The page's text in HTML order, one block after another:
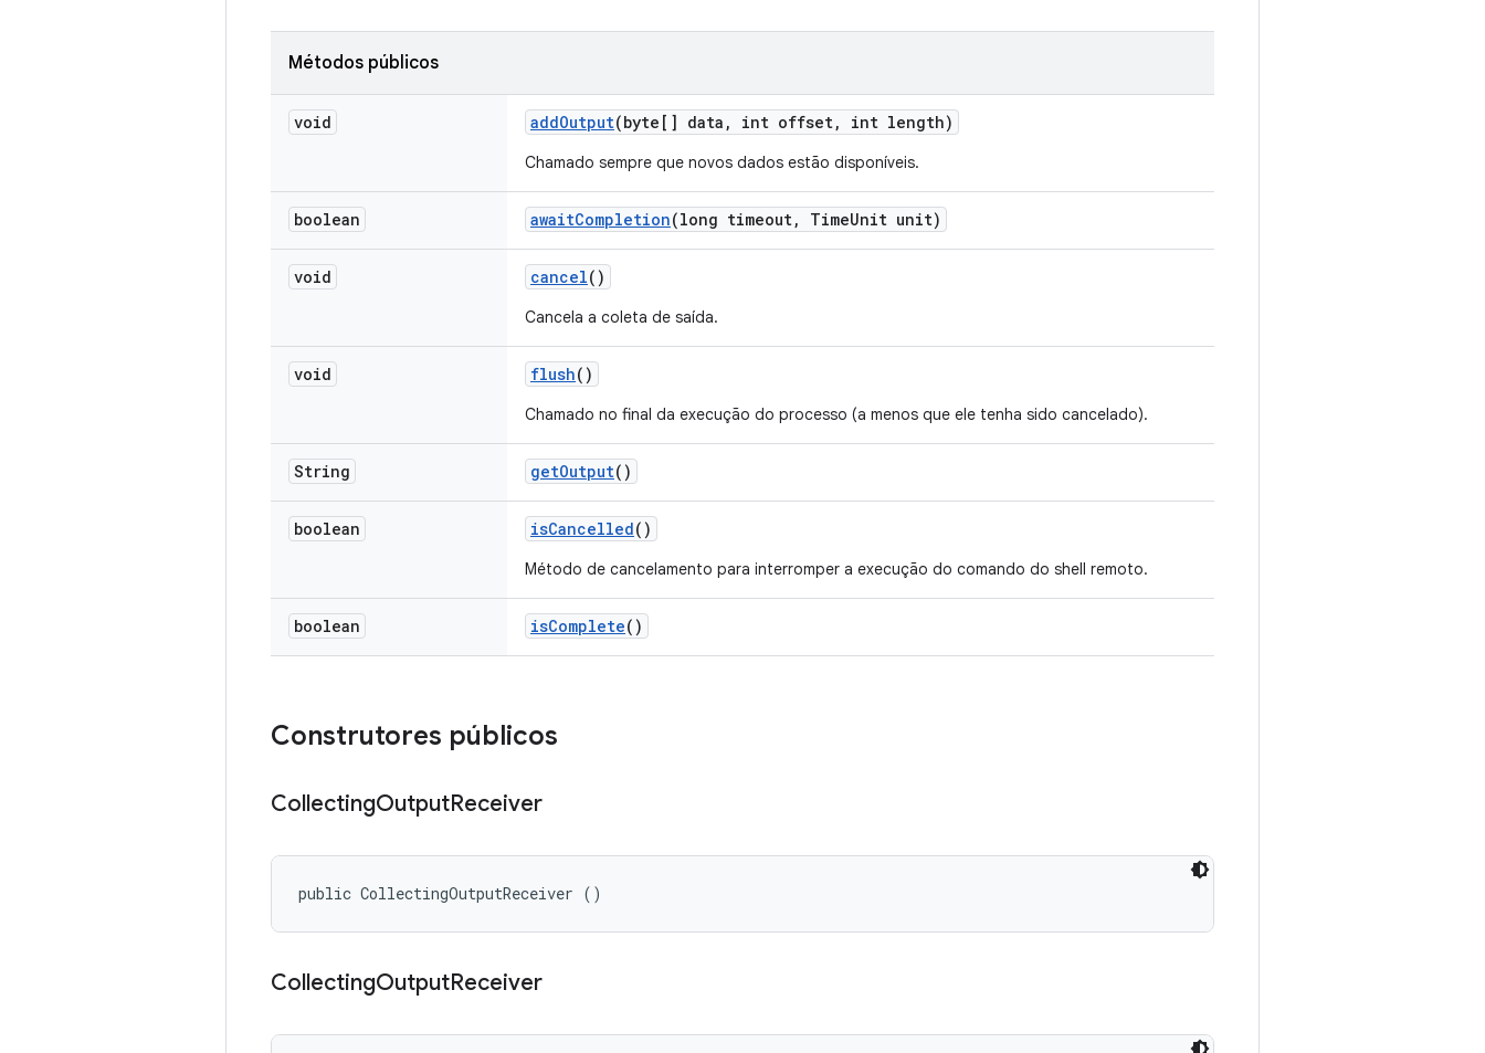
Métodos públicos
void addOutput(byte[] data , int offset, int length)
Chamado sempre que novos dados estão disponíveis.
boolean awaitCompletion(long timeout, TimeUnit unit)
void cancel()
Cancela a coleta de saída.
void flush()
Chamado no final da execução do processo (a menos que ele tenha sido cancelado).
String getOutput()
boolean isCancelled()
Método de cancelamento para interromper a execução do comando do shell remoto.
boolean isComplete()
Construtores públicos
CollectingOutputReceiver
public CollectingOutputReceiver ()
CollectingOutputReceiver